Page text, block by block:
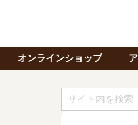
オンラインショップ